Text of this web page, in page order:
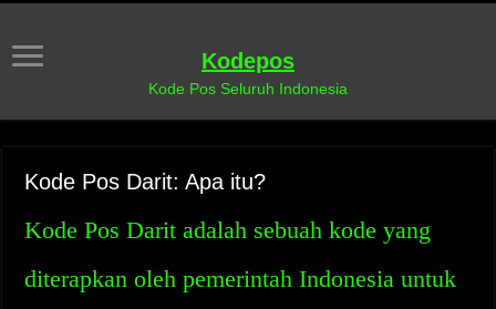
Kodepos
Kode Pos Seluruh Indonesia
Kode Pos Darit: Apa itu?
Kode Pos Darit adalah sebuah kode yang
diterapkan oleh pemerintah Indonesia untuk